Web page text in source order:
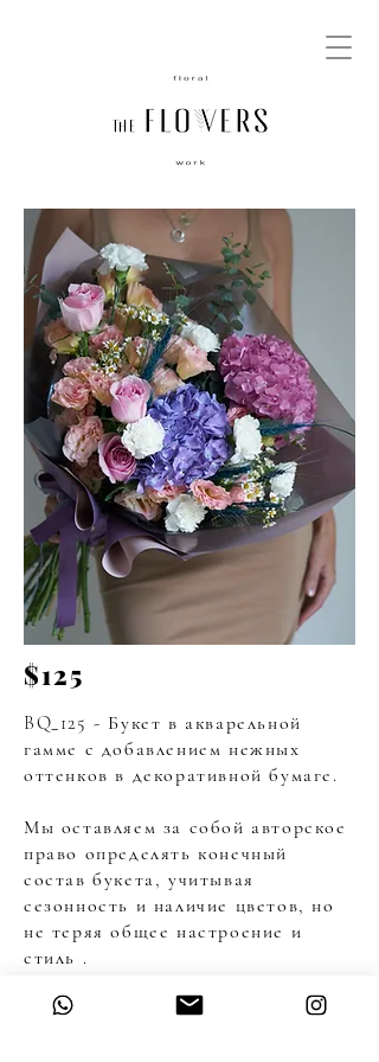
$125
BQ_125 - Букет в акварельной
гамме с добавлением нежных
оттенков в декоративной бумаге.
Мы оставляем за собой авторское
право определять конечный
состав букета, учитывая
сезонность и наличие цветов, но
не теряя общее настроение и
стиль .